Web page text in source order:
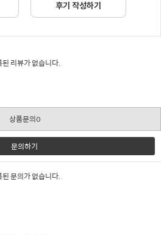
후기 작성하기
된 리뷰가 없습니다.
상품문의0
문의하기
된 문의가 없습니다.